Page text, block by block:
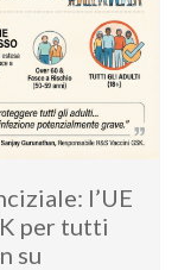
l’UE
per tutti
su